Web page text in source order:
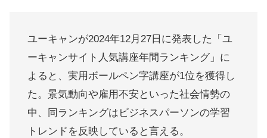
ユーキャンが2024年12月27日に発表した「ユ
ーキャンサイト人気講座年間ランキング」に
よると、実用ボールペン字講座が1位を獲得し
た。景気動向や雇用不安といった社会情勢の
中、同ランキングはビジネスパーソンの学習
トレンドを反映していると言える。